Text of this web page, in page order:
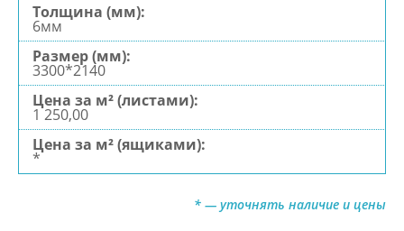
6мм
3300*2140
1 250,00
*
* — уточнять наличие и цены